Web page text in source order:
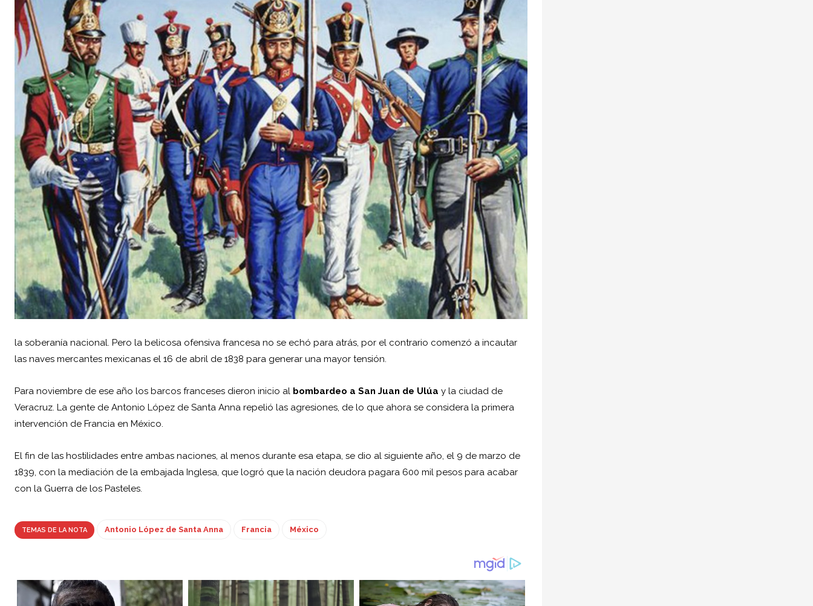
la soberanía nacional. Pero la belicosa ofensiva francesa no se echó para atrás, por el contrario comenzó a incautar
las naves mercantes mexicanas el 16 de abril de 1838 para generar una mayor tensión.
Para noviembre de ese año los barcos franceses dieron inicio al bombardeo a San Juan de Ulúa y la ciudad de
Veracruz. La gente de Antonio López de Santa Anna repelió las agresiones, de lo que ahora se considera la primera
intervención de Francia en México.
El fin de las hostilidades entre ambas naciones, al menos durante esa etapa, se dio al siguiente año, el 9 de marzo de
1839, con la mediación de la embajada Inglesa, que logró que la nación deudora pagara 600 mil pesos para acabar
con la Guerra de los Pasteles.
TEMAS DE LA NOTA Antonio López de Santa Anna Francia México